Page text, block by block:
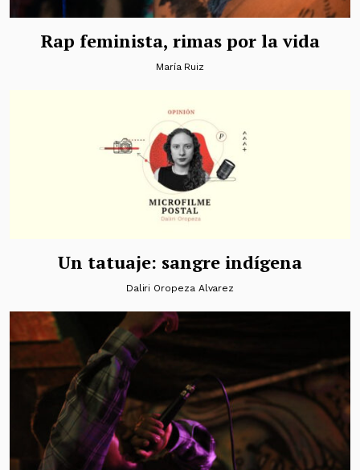
Rap feminista, rimas por la vida
María Ruiz
Un tatuaje: sangre indígena
Daliri Oropeza Alvarez